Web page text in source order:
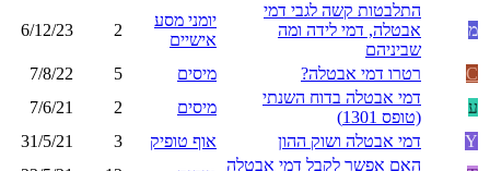
מ
התלבטות קשה לגבי דמי
אבטלה, דמי לידה ומה
שביניהם
יומני מסע
אישיים
2
6/12/23
C רטרו דמי אבטלה? מיסים 5
7/8/22
ע
דמי אבטלה בדוח השנתי
(טופס 1301)
מיסים 2
7/6/21
Y
דמי אבטלה ושוק ההון אוף טופיק 3
31/5/21
האם אפשר לקבל דמי אבטלה